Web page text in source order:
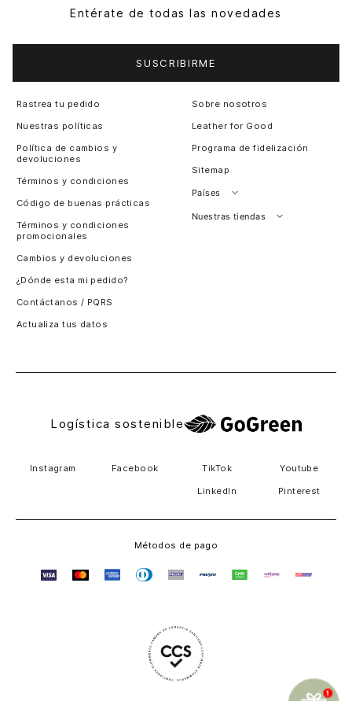
Entérate de todas las novedades
SUSCRIBIRME
Rastrea tu pedido
Nuestras políticas
Política de cambios y
devoluciones
Términos y condiciones
Código de buenas prácticas
Términos y condiciones
promocionales
Cambios y devoluciones
¿Dónde esta mi pedido?
Contáctanos / PQRS
Actualiza tus datos
Sobre nosotros
Leather for Good
Programa de fidelización
Sitemap
Países
Perú
Nuestras tiendas
Logística sostenible
Instagram Facebook TikTok Youtube
LinkedIn Pinterest
Métodos de pago